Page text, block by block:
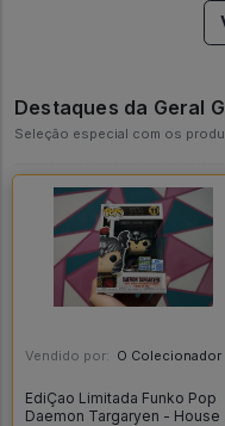
Destaques da Geral
Seleção especial com os
Vendido por: O Colecionador -
EdiÇao Limitada Funko Pop
Daemon Targaryen - House